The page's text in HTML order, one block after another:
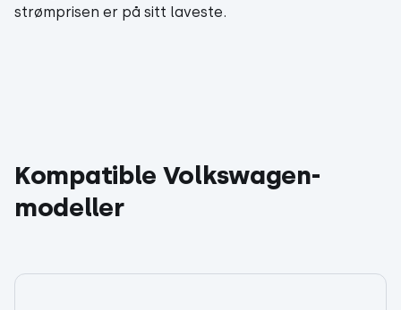
strømprisen er på sitt laveste.
Kompatible Volkswagen-
modeller